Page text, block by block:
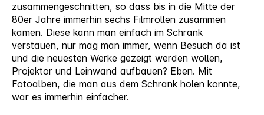
zusammengeschnitten, so dass bis in die Mitte der
80er Jahre immerhin sechs Filmrollen zusammen
kamen. Diese kann man einfach im Schrank
verstauen, nur mag man immer, wenn Besuch da ist
und die neuesten Werke gezeigt werden wollen,
Projektor und Leinwand aufbauen? Eben. Mit
Fotoalben, die man aus dem Schrank holen konnte,
war es immerhin einfacher.